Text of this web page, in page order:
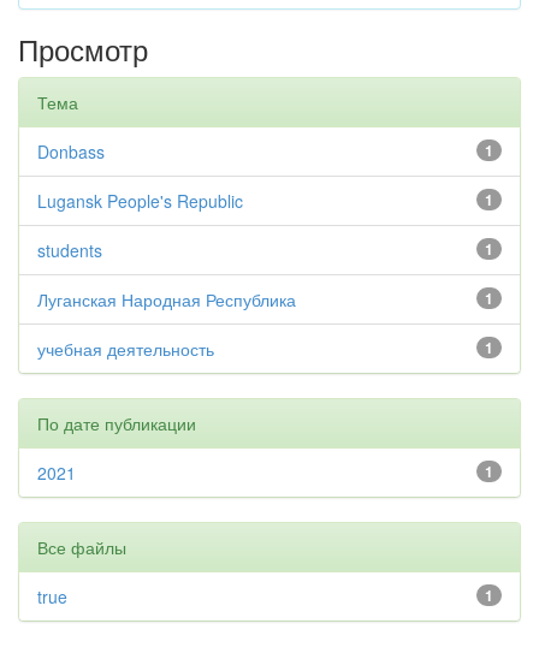
Просмотр
Тема
1
Donbass
1
Lugansk People's Republic
1
students
1
Луганская Народная Республика
1
учебная деятельность
По дате публикации
1
2021
Все файлы
1
true